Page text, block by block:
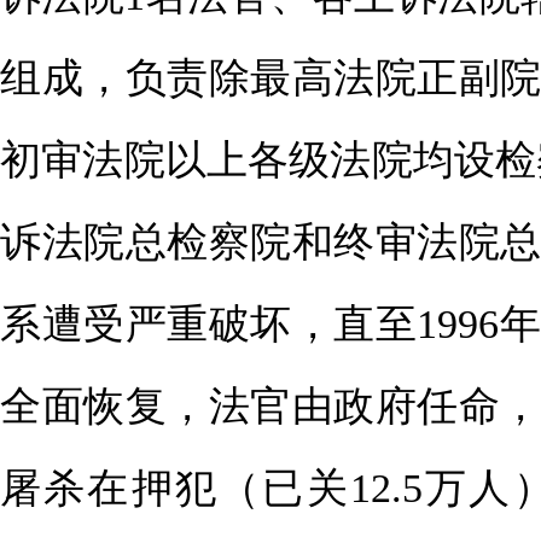
组成，负责除最高法院正副
初审法院以上各级法院均设
诉法院总检察院和终审法院
系遭受严重破坏，直至1996
全面恢复，法官由政府任命
屠杀在押犯（已关12.5万人